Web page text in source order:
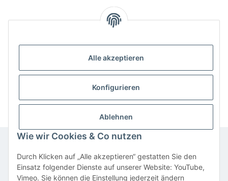
Alle akzeptieren
Konfigurieren
Ablehnen
Wie wir Cookies & Co nutzen
Durch Klicken auf „Alle akzeptieren“ gestatten Sie den
Einsatz folgender Dienste auf unserer Website: YouTube,
Vimeo. Sie können die Einstellung jederzeit ändern
Benachrichtigen, wenn verfügbar
Informationen